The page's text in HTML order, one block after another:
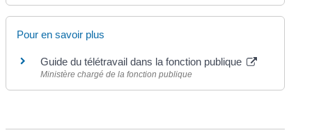
Pour en savoir plus
Guide du télétravail dans la fonction publique
Ministère chargé de la fonction publique